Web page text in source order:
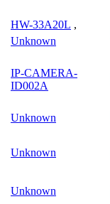
HW-33A20L ,
Unknown
IP-CAMERA-
ID002A
Unknown
Unknown
Unknown